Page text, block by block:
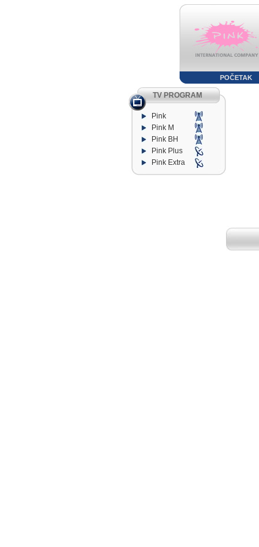
POČETAK
TV PROGRAM
Pink
Pink M
Pink BH
Pink Plus
Pink Extra